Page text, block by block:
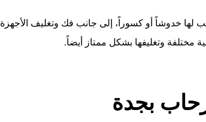
لها خدوشاً أو كسوراً، إلى جانب فك وتغليف الأجهزة
مختلفة وتغليفها بشكل ممتاز أيضاً.
بجدة